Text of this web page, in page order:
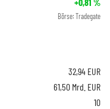
Börse: Tradegate
32,94 EUR
61,50 Mrd. EUR
10